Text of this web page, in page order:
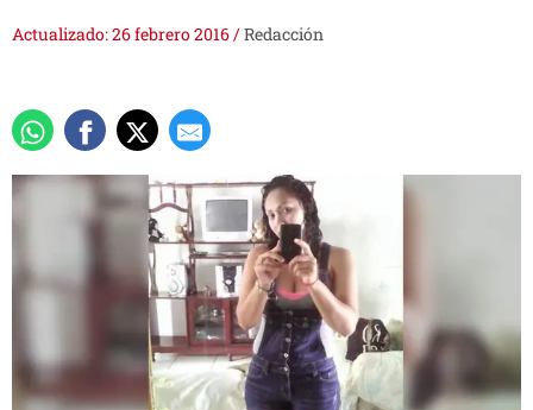
Actualizado: 26 febrero 2016/Redacción